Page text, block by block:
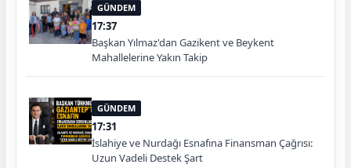
GÜNDEM
17:37
Başkan Yılmaz'dan Gazikent ve Beykent
Mahallelerine Yakın Takip
GÜNDEM
17:31
İslahiye ve Nurdağı Esnafına Finansman Çağrısı:
Uzun Vadeli Destek Şart